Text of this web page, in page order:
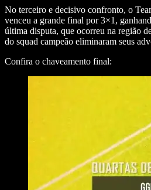
No terceiro e decisivo confronto, o
venceu a grande final por 3×1,
última disputa, que ocorreu na região
do squad campeão eliminaram seus
Confira o chaveamento final: